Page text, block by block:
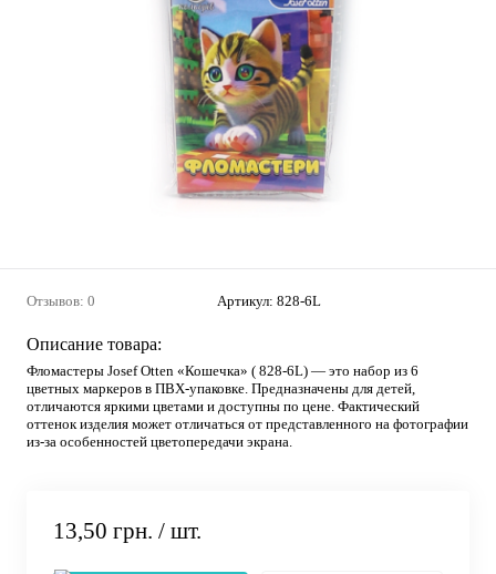
Отзывов: 0 Артикул: 828-6L
Описание товара:
Фломастеры Josef Otten «Кошечка» ( 828-6L) — это набор из 6
цветных маркеров в ПВХ-упаковке. Предназначены для детей,
отличаются яркими цветами и доступны по цене. Фактический
оттенок изделия может отличаться от представленного на фотографии
из-за особенностей цветопередачи экрана.
13,50 грн. / шт.